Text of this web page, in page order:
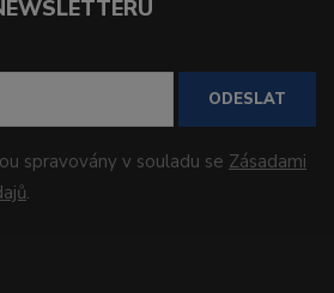
ODESLAT
spravovány v souladu se Zásadami
.